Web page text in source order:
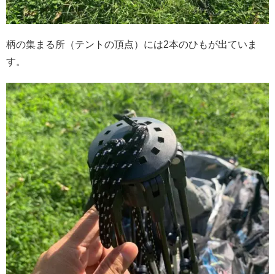
柄の集まる所（テントの頂点）には2本のひもが出ていま
す。